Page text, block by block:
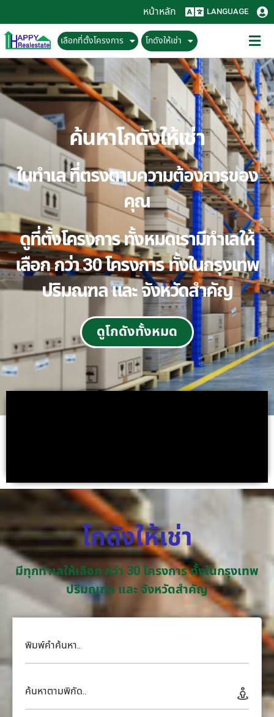
หน้าหลัก LANGUAGE
เลือกที่ตั้งโครงการ โกดังให้เช่า
ค้นหาโกดังให้เช่า
ในทำเล ที่ตรงตามความต้องการของ
คุณ
ดูที่ตั้งโครงการ ทั้งหมดเรามีทำเลให้
เลือก กว่า 30 โครงการ ทั้งในกรุงเทพ
ปริมณฑล และ จังหวัดสำคัญ
ดูโกดังทั้งหมด
โกดังให้เช่า
มีทุกทำเลให้เลือก กว่า 30 โครงการ ทั้งในกรุงเทพ
ปริมณฑล และ จังหวัดสำคัญ
พิมพ์คำค้นหา..
ค้นหาตามพิกัด..